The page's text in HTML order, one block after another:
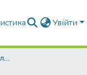
Увійти
Конференції та матеріали конференцій